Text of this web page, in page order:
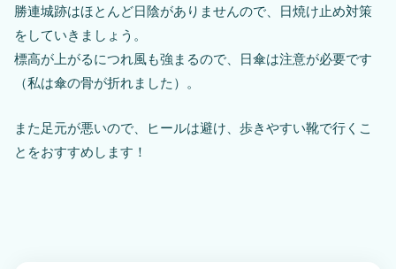
勝連城跡はほとんど日陰がありませんので、日焼け止め対策
をしていきましょう。
標高が上がるにつれ風も強まるので、日傘は注意が必要です
（私は傘の骨が折れました）。
また足元が悪いので、ヒールは避け、歩きやすい靴で行くこ
とをおすすめします！